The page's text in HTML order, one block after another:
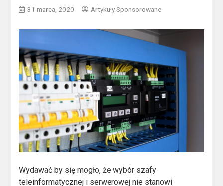
31 marca, 2020 Artykuły Sponsorowane
Wydawać by się mogło, że wybór szafy
teleinformatycznej i serwerowej nie stanowi